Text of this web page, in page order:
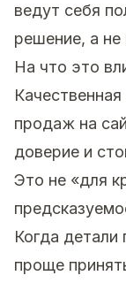
ведут себя
решение, а не
На что это
продаж на
доверие и
Это не «для
Когда
проще